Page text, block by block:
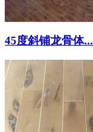
45度斜铺龙骨体...